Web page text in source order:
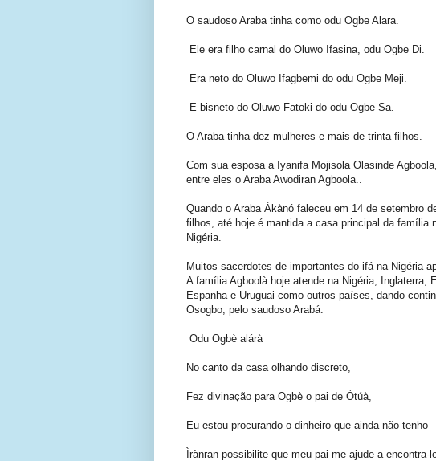
O saudoso Araba tinha como odu Ogbe Alara.
Ele era filho carnal do Oluwo Ifasina, odu Ogbe Di.
Era neto do Oluwo Ifagbemi do odu Ogbe Meji.
E bisneto do Oluwo Fatoki do odu Ogbe Sa.
O Araba tinha dez mulheres e mais de trinta filhos.
Com sua esposa a Iyanifa Mojisola Olasinde
entre eles o Araba Awodiran Agboola..
Quando o Araba Àkànó faleceu em 14 de setembro
filhos, até hoje é mantida a casa principal da família
Nigéria.
Muitos sacerdotes de importantes do ifá na Nigéria
A família Agboolà hoje atende na Nigéria, Inglaterra,
Espanha e Uruguai como outros países, dando
Osogbo, pelo saudoso Arabá.
Odu Ogbè alárà
No canto da casa olhando discreto,
Fez divinação para Ogbè o pai de Òtúà,
Eu estou procurando o dinheiro que ainda não tenho
Ìrànran possibilite que meu pai me ajude a encontra-